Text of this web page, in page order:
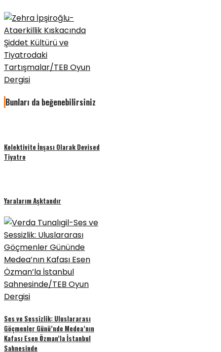
Bunları da beğenebilirsiniz
Kolektivite İnşası Olarak Devised
Tiyatro
Yaralarım Aşktandır
Ses ve Sessizlik: Uluslararası
Göçmenler Günü’nde Medea’nın
Kafası Esen Özman’la İstanbul
Sahnesinde